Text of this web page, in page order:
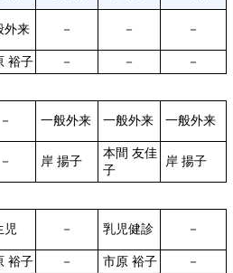
外来 － － －
裕子 － －
－
－ 一般外来 一般外来 一般外来
－ 岸 揚子
本間 友佳
子
岸 揚子
児 － 乳児健診 －
裕子 － 市原 裕子
－